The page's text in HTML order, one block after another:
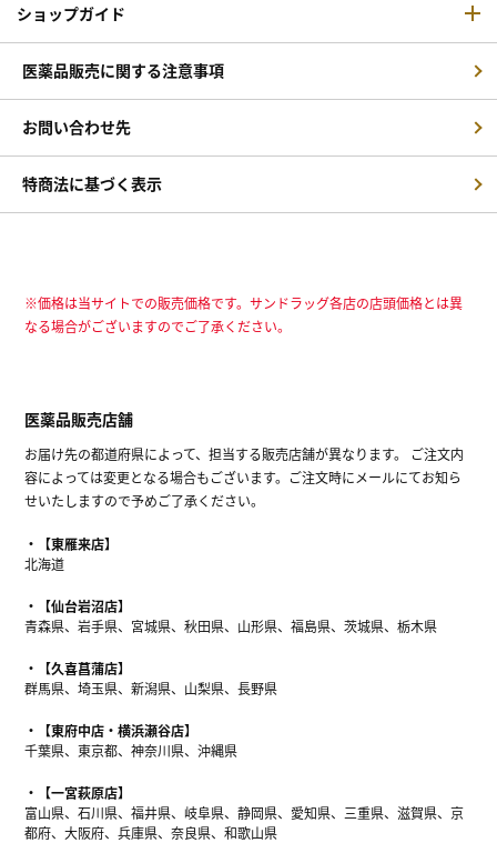
ショップガイド
医薬品販売に関する注意事項
お問い合わせ先
特商法に基づく表示
※価格は当サイトでの販売価格です。サンドラッグ各店の店頭価格とは異
なる場合がございますのでご了承ください。
医薬品販売店舗
お届け先の都道府県によって、担当する販売店舗が異なります。 ご注文内
容によっては変更となる場合もございます。ご注文時にメールにてお知ら
せいたしますので予めご了承ください。
【東雁来店】
北海道
【仙台岩沼店】
青森県、岩手県、宮城県、秋田県、山形県、福島県、茨城県、栃木県
【久喜菖蒲店】
群馬県、埼玉県、新潟県、山梨県、長野県
【東府中店・横浜瀬谷店】
千葉県、東京都、神奈川県、沖縄県
【一宮萩原店】
富山県、石川県、福井県、岐阜県、静岡県、愛知県、三重県、滋賀県、京
都府、大阪府、兵庫県、奈良県、和歌山県